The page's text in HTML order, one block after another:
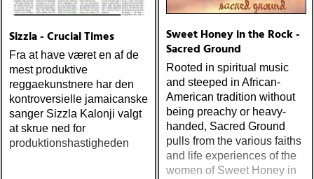
Sizzla - Crucial Times
Fra at have været en af de
mest produktive
reggaekunstnere har den
kontroversielle jamaicanske
sanger Sizzla Kalonji valgt
at skrue ned for
produktionshastigheden
Sweet Honey in the Rock -
Sacred Ground
Rooted in spiritual music
and steeped in African-
American tradition without
being preachy or heavy-
handed, Sacred Ground
pulls from the various faiths
and life experiences of the
women of Sweet Honey in